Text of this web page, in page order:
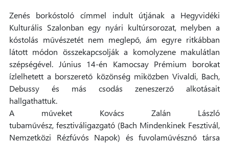
Zenés borkóstoló címmel indult útjának a Hegyvidéki
Kulturális Szalonban egy nyári kultúrsorozat, melyben a
kóstolás művészetét nem meglepő, ám egyre ritkábban
látott módon összekapcsolják a komolyzene makulátlan
szépségével. Június 14-én Kamocsay Prémium borokat
ízlelhetett a borszerető közönség miközben Vivaldi, Bach,
Debussy és más csodás zeneszerző alkotásait
hallgathattuk.
A műveket Kovács Zalán László
tubaművész, fesztiváligazgató (Bach Mindenkinek Fesztivál,
Nemzetközi Rézfúvós Napok) és fuvolaművésznő társa